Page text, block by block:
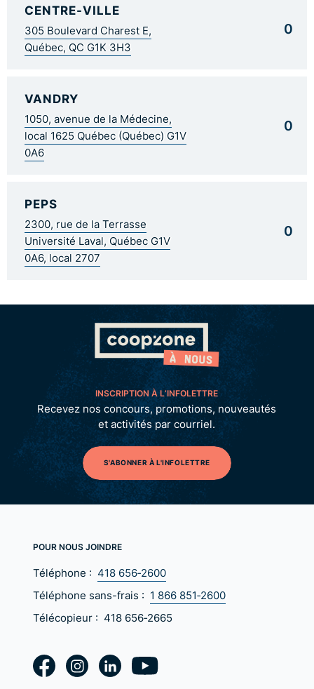
CENTRE-VILLE
305 Boulevard Charest E,
Québec, QC G1K 3H3
0
VANDRY
1050, avenue de la Médecine,
local 1625 Québec (Québec) G1V
0A6
0
PEPS
2300, rue de la Terrasse
Université Laval, Québec G1V
0A6, local 2707
0
INSCRIPTION À L’INFOLETTRE
Recevez nos concours, promotions, nouveautés
et activités par courriel.
S'ABONNER À L'INFOLETTRE
POUR NOUS JOINDRE
Téléphone : 418 656‑2600
Téléphone sans-frais : 1 866 851‑2600
Télécopieur : 418 656‑2665